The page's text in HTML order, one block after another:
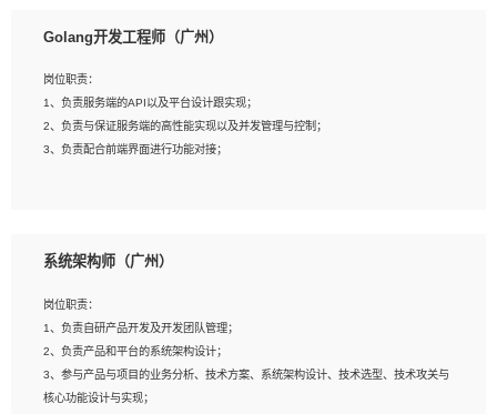
2、熟悉PostgreSQL、redis、MongoDB、ElasticSearch等开源数据库运维管理，
4、熟悉Hadoop、HBASE、Spark等大数据平台优先。
5、熟悉linux或任意一种unix操作系统，如有较强操作系统侧工作经验者优先。
6、具备丰富的项目实施经验，较强的自我学习能力。
Golang开发工程师（广州）
岗位职责：
1、负责服务端的API以及平台设计跟实现；
2、负责与保证服务端的高性能实现以及并发管理与控制；
3、负责配合前端界面进行功能对接；
2、1年以上Golang开发工作经验，能独立完成相应项目开发；
与实现，熟悉常用开源框架及设计模式；
4、熟悉Golang、连接池、消息队列等组件使用、熟悉后端开发、测试、调试流程
跟工具使用；
5、对技术有激情，喜欢钻研，能快速接受和掌握新技术，学习能力和工作责任心
强，良好的沟通表达能力和团队协作能力。
系统架构师（广州）
岗位职责：
1、负责自研产品开发及开发团队管理；
2、负责产品和平台的系统架构设计；
3、参与产品与项目的业务分析、技术方案、系统架构设计、技术选型、技术攻关与
核心功能设计与实现；